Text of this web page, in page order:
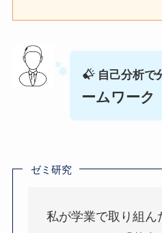
自己分析で
ームワーク
ゼミ研究
私が学業で取り組ん